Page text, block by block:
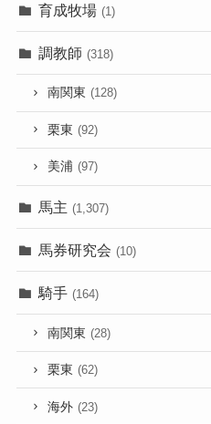
育成牧場 (1)
調教師 (318)
南関東 (128)
栗東 (92)
美浦 (97)
馬主 (1,307)
馬券研究会 (10)
騎手 (164)
南関東 (28)
栗東 (62)
海外 (23)